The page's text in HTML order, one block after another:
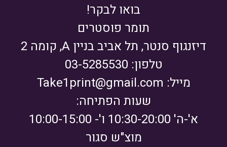
בואו לבקר!
תומר פוסטרים
דיזנגוף סנטר, תל אביב בניין A, קומה 2
טלפון: 03-5285530
מייל: Take1print@gmail.com
שעות הפתיחה:
א'-ה' 10:30-20:00 ו'- 10:00-15:00
מוצ"ש סגור